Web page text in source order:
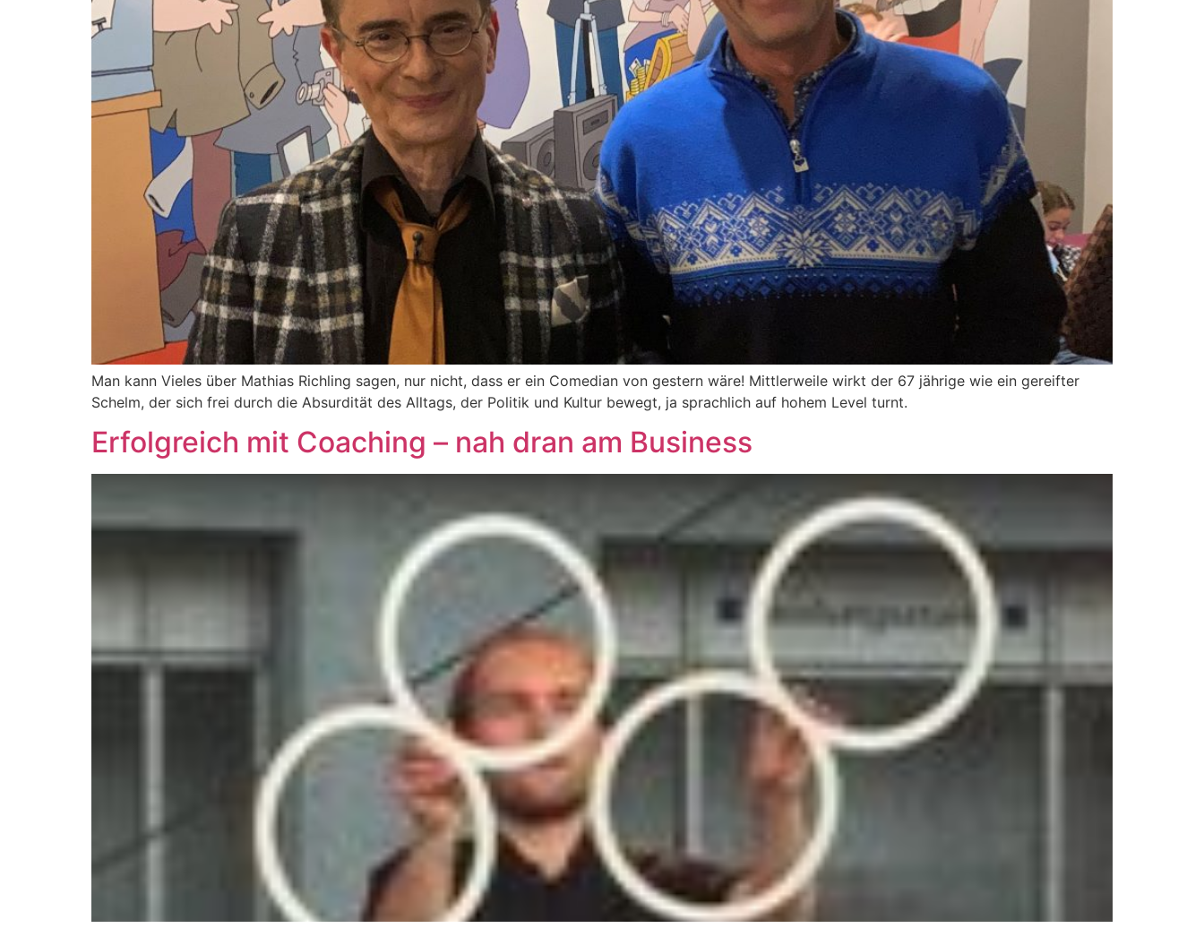
Man kann Vieles über Mathias Richling sagen, nur nicht, dass er ein Comedian von gestern wäre! Mittlerweile wirkt der 67 jährige wie ein gereifter
Schelm, der sich frei durch die Absurdität des Alltags, der Politik und Kultur bewegt, ja sprachlich auf hohem Level turnt.
Erfolgreich mit Coaching – nah dran am Business